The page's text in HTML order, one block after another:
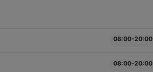
08:00-20:00
08:00-20:00